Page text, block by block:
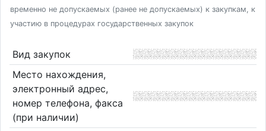
временно не допускаемых (ранее не допускаемых) к закупкам, к
участию в процедурах государственных закупок
Вид закупок
Место нахождения,
электронный адрес,
номер телефона, факса
(при наличии)